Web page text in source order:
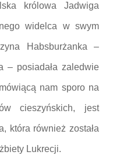
królowa Jadwiga
widelca w swym
Habsburżanka –
– posiadała zaledwie
nam sporo na
cieszyńskich, jest
która również została
Lukrecji.